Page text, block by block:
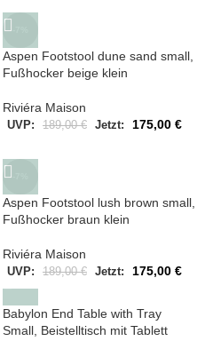
Aspen Footstool dune sand small,
Fußhocker beige klein
Riviéra Maison
UVP: 189,00€ Jetzt: 175,00 €
Aspen Footstool lush brown small,
Fußhocker braun klein
Riviéra Maison
UVP: 189,00€ Jetzt: 175,00 €
Babylon End Table with Tray
Small, Beistelltisch mit Tablett